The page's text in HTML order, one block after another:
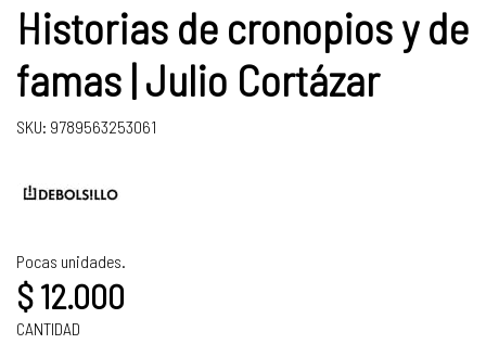
Historias de cronopios y de
famas | Julio Cortázar
SKU: 9789563253061
Pocas unidades.
$ 12.000
CANTIDAD